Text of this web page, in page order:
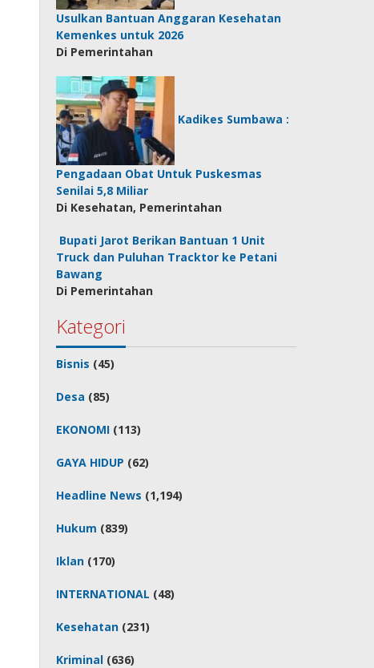
Usulkan Bantuan Anggaran Kesehatan
Kemenkes untuk 2026
Di Pemerintahan
Kadikes Sumbawa :
Pengadaan Obat Untuk Puskesmas
Senilai 5,8 Miliar
Di Kesehatan, Pemerintahan
Bupati Jarot Berikan Bantuan 1 Unit
Truck dan Puluhan Tracktor ke Petani
Bawang
Di Pemerintahan
Kategori
Bisnis (45)
Desa (85)
EKONOMI (113)
GAYA HIDUP (62)
Headline News (1,194)
Hukum (839)
Iklan (170)
INTERNATIONAL (48)
Kesehatan (231)
Kriminal (636)